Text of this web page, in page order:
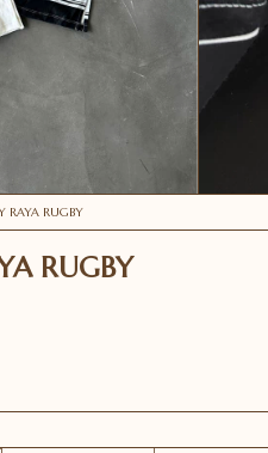
RAYA RUGBY
RUGBY